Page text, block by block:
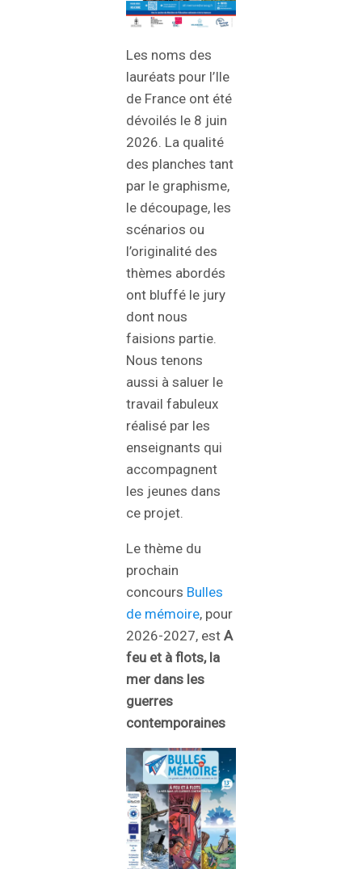
Les noms des
lauréats pour l’Ile
de France ont été
dévoilés le 8 juin
2026. La qualité
des planches tant
par le graphisme,
le découpage, les
scénarios ou
l’originalité des
thèmes abordés
ont bluffé le jury
dont nous
faisions partie.
Nous tenons
aussi à saluer le
travail fabuleux
réalisé par les
enseignants qui
accompagnent
les jeunes dans
ce projet.
Le thème du
prochain
concours Bulles
de mémoire, pour
2026-2027, est A
feu et à flots, la
mer dans les
guerres
contemporaines